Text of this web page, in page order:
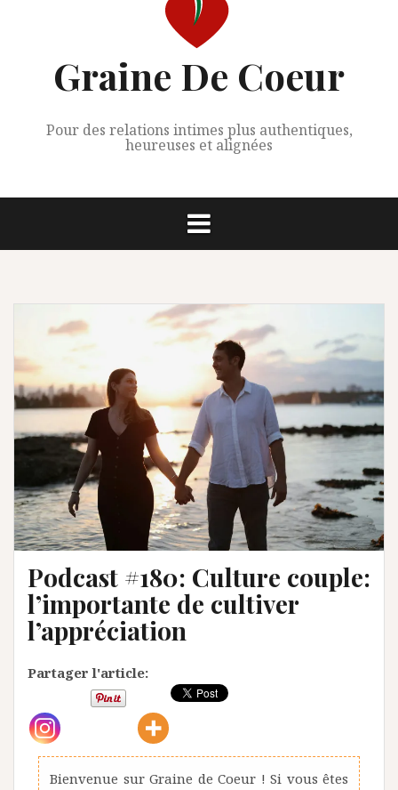
Graine De Coeur
Pour des relations intimes plus authentiques,
heureuses et alignées
Podcast #180: Culture couple:
l’importante de cultiver
l’appréciation
Partager l'article:
Bienvenue sur Graine de Coeur ! Si vous êtes